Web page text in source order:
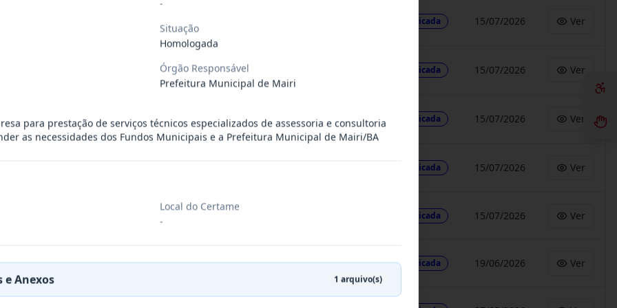
aquisição de materiais de construção ... Publicada 15/07/2026 Ver
aquisição de materiais elétricos para... Publicada 15/07/2026 Ver
aquisição de gêneros alimentícios, de... Publicada 15/07/2026 Ver
Publicada 15/07/2026 Ver
jurídica para prestação de serviços Publicada 15/07/2026 Ver
jurídicas especializadas para a pr... Publicada 19/06/2026 Ver
-
Situação
Homologada
Órgão Responsável
Prefeitura Municipal de Mairi
para prestação de serviços técnicos especializados de assessoria e consultoria
as necessidades dos Fundos Municipais e a Prefeitura Municipal de Mairi/BA
Local do Certame
-
e Anexos 1 arquivo(s)